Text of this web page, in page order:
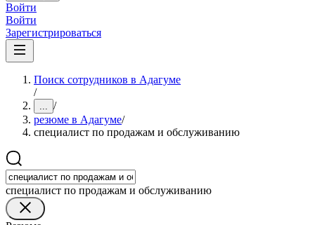
Войти
Войти
Зарегистрироваться
Поиск сотрудников в Адагуме
/
... /
резюме в Адагуме/
специалист по продажам и обслуживанию
специалист по продажам и обслуживанию